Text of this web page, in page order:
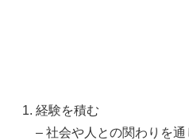
経験を積む
– 社会や人との関わりを